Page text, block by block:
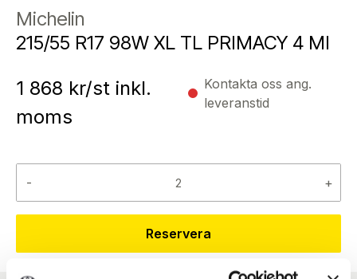
Michelin
215/55 R17 98W XL TL PRIMACY 4 MI
1 868 kr/st inkl.
moms
Kontakta oss ang.
leveranstid
- +
Reservera